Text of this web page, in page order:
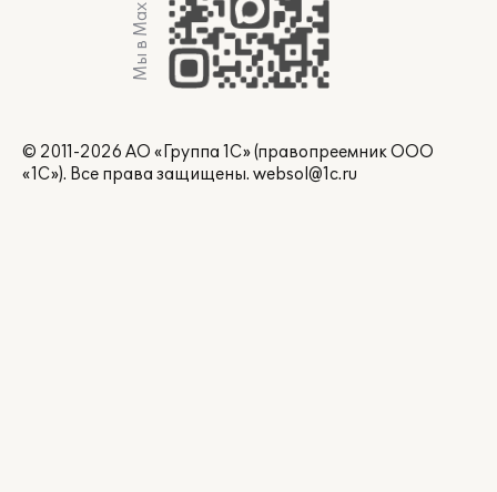
Мы в Max
© 2011-2026 АО «Группа 1С» (правопреемник ООО
«1С»). Все права защищены. websol@1c.ru